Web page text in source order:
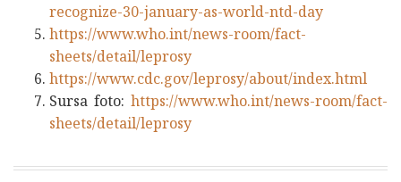
recognize-30-january-as-world-ntd-day
https://www.who.int/news-room/fact-
sheets/detail/leprosy
https://www.cdc.gov/leprosy/about/index.html
Sursa foto: https://www.who.int/news-room/fact-
sheets/detail/leprosy